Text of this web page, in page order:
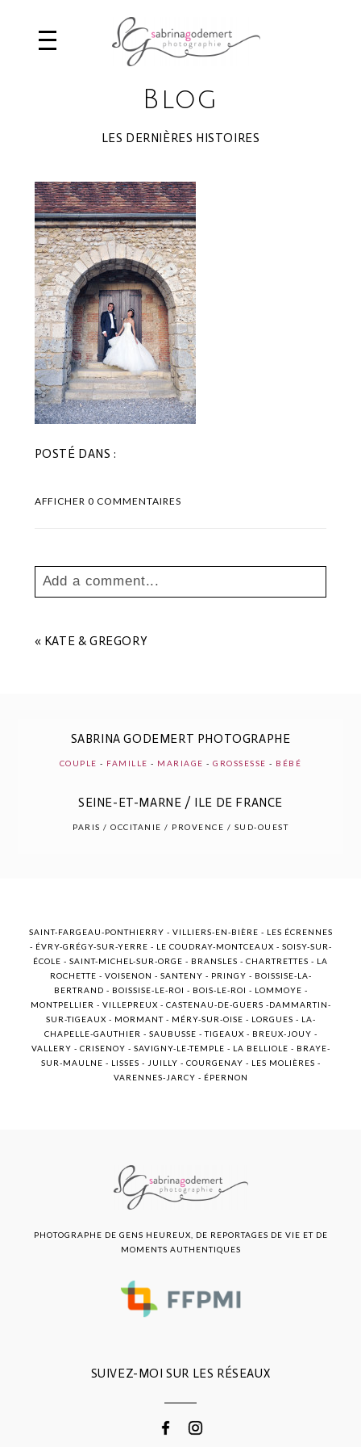
Blog
LES DERNIÈRES HISTOIRES
POSTÉ DANS :
AFFICHER0 COMMENTAIRES
Add a comment...
Les champs marqués sont requis *
POST COMMENT
« KATE & GREGORY
SABRINA GODEMERT PHOTOGRAPHE
COUPLE - FAMILLE - MARIAGE -GROSSESSE - BÉBÉ
SEINE-ET-MARNE / ILE DE FRANCE
PARIS / OCCITANIE / PROVENCE / SUD-OUEST
SAINT-FARGEAU-PONTHIERRY - VILLIERS-EN-BIÈRE - LES ÉCRENNES
- ÉVRY-GRÉGY-SUR-YERRE - LE COUDRAY-MONTCEAUX - SOISY-SUR-
ÉCOLE - SAINT-MICHEL-SUR-ORGE - BRANSLES - CHARTRETTES - LA
ROCHETTE - VOISENON - SANTENY - PRINGY - BOISSISE-LA-
BERTRAND - BOISSISE-LE-ROI - BOIS-LE-ROI - LOMMOYE -
MONTPELLIER - VILLEPREUX - CASTENAU-DE-GUERS -DAMMARTIN-
SUR-TIGEAUX - MORMANT - MÉRY-SUR-OISE - LORGUES - LA-
CHAPELLE-GAUTHIER - SAUBUSSE - TIGEAUX - BREUX-JOUY -
VALLERY - CRISENOY - SAVIGNY-LE-TEMPLE - LA BELLIOLE - BRAYE-
SUR-MAULNE - LISSES - JUILLY - COURGENAY - LES MOLIÈRES -
VARENNES-JARCY - ÉPERNON
SUIVEZ-MOI SUR LES RÉSEAUX
PHOTOGRAPHE DE GENS HEUREUX, DE REPORTAGES DE VIE ET DE
MOMENTS AUTHENTIQUES